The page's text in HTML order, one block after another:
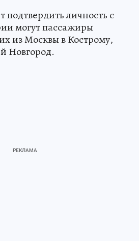
личность с
могут пассажиры
из Москвы в Кострому,
Новгород.